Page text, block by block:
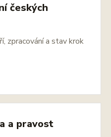
českých
zpracování a stav krok
a pravost